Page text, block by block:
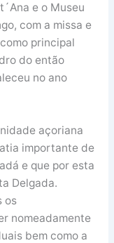
e o Museu
com a missa e
principal
do então
no ano
açoriana
importante de
e que por esta
Delgada.
os
nomeadamente
bem como a